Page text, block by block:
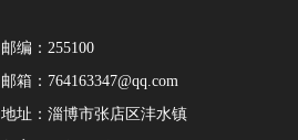
邮编：255100
邮箱：764163347@qq.com
地址：淄博市张店区沣水镇